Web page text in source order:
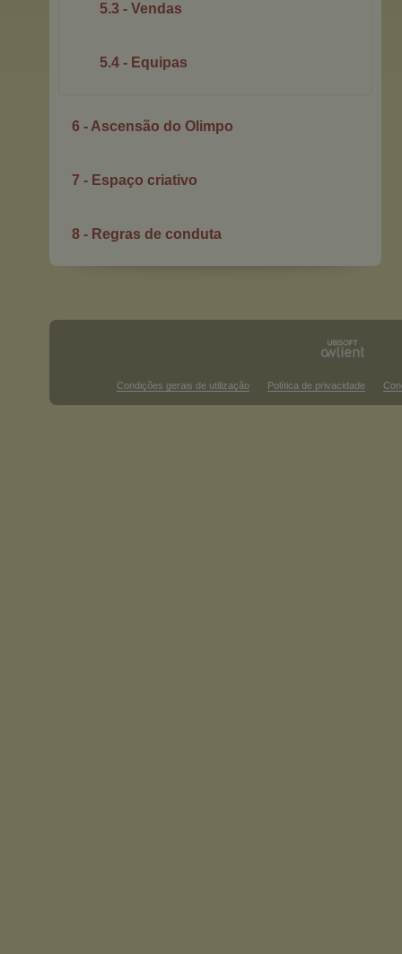
5.3 - Vendas
5.4 - Equipas
6 - Ascensão do Olimpo
7 - Espaço criativo
8 - Regras de conduta
Condições gerais de utilização Política de privacidade